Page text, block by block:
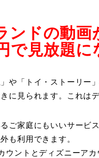
ンドの動画
で見放題に
」や「トイ・ストーリー
に見られます。これは
ご家庭にもいいサービ
も利用できます。
ウントとディズニーア